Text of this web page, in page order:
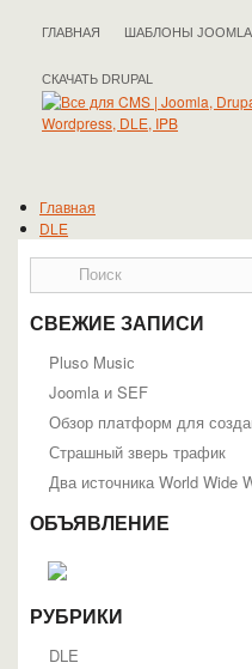
ГЛАВНАЯ ШАБЛОНЫ JOOMLA
СКАЧАТЬ DRUPAL
Главная
DLE
Общая информация
Работа с админпанелью
Работа с движком
Разработчикам
Шаблоны
Drupal
Документация Drupal
Подойдёт ли вам Drupal?
Справочник API
Статьи Drupal
Статьи IPB
Статьи о Joomla
Основы Joomla
СВЕЖИЕ ЗАПИСИ
Pluso Musiс
Joomla и SEF
Обзор платформ для
Страшный зверь трафик
Два источника World Wide
ОБЪЯВЛЕНИЕ
РУБРИКИ
DLE